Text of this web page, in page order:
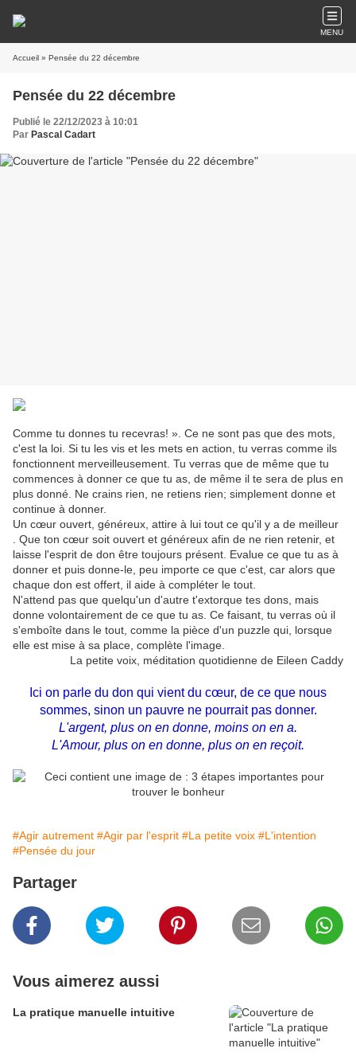
MENU
Accueil » Pensée du 22 décembre
Pensée du 22 décembre
Publié le 22/12/2023 à 10:01
Par Pascal Cadart
Comme tu donnes tu recevras! ». Ce ne sont pas que des mots,
c'est la loi. Si tu les vis et les mets en action, tu verras comme ils
fonctionnent merveilleusement. Tu verras que de même que tu
commences à donner ce que tu as, de même il te sera de plus en
plus donné. Ne crains rien, ne retiens rien; simplement donne et
continue à donner.
Un cœur ouvert, généreux, attire à lui tout ce qu'il y a de meilleur
. Que ton cœur soit ouvert et généreux afin de ne rien retenir, et
laisse l'esprit de don être toujours présent. Evalue ce que tu as à
donner et puis donne-le, peu importe ce que c'est, car alors que
chaque don est offert, il aide à compléter le tout.
N'attend pas que quelqu'un d'autre t'extorque tes dons, mais
donne volontairement de ce que tu as. Ce faisant, tu verras où il
s'emboîte dans le tout, comme la pièce d'un puzzle qui, lorsque
elle est mise à sa place, complète l'image.
La petite voix, méditation quotidienne de Eileen Caddy
Ici on parle du don qui vient du cœur, de ce que nous
sommes, sinon un pauvre ne pourrait pas donner.
L'argent, plus on en donne, moins on en a.
L'Amour, plus on en donne, plus on en reçoit.
#Agir autrement #Agir par l'esprit #La petite voix #L'intention
#Pensée du jour
Partager
Vous aimerez aussi
La pratique manuelle intuitive